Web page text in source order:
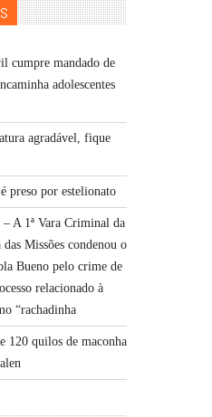
cumpre mandado de
adolescentes
agradável, fique
preso por estelionato
– A 1ª Vara Criminal da
Missões condenou o
Bueno pelo crime de
relacionado à
“rachadinha
120 quilos de maconha